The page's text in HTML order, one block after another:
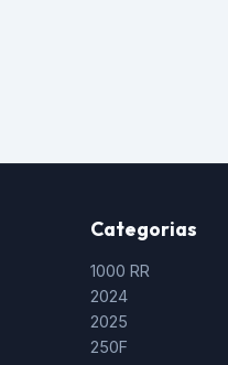
Categorias
1000 RR
2024
2025
250F